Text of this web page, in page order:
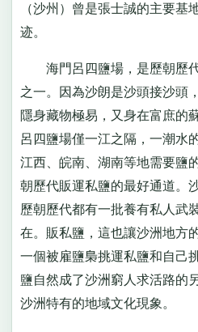
（沙州）曾是張士誠的主要基
迹。
海門呂四鹽場，是歷朝歷代
之一。因為沙朗是沙頭接沙頭
隱身藏物極易，又身在富庶的
呂四鹽場僅一江之隔，一潮水
江西、皖南、湖南等地需要鹽
朝歷代販運私鹽的最好通道。
歷朝歷代都有一批養有私人武
在。販私鹽，這也讓沙洲地方
一個被雇鹽梟挑運私鹽和自己
鹽自然成了沙洲窮人求活路的
沙洲特有的地域文化現象。